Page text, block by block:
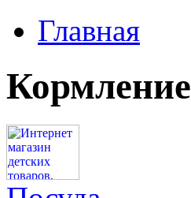
Главная
Кормление